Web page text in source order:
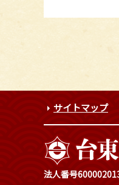
サイトマップ
法人番号